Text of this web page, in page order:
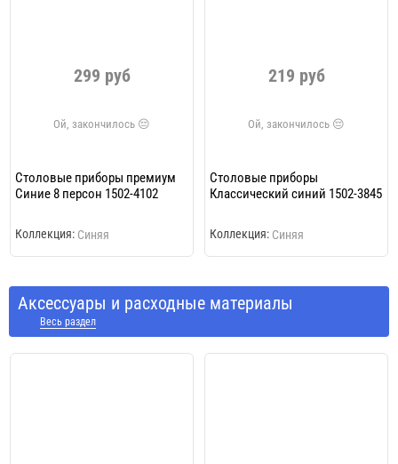
299 руб
Столовые приборы премиум
Синие 8 персон 1502-4102
Коллекция: Синяя
219 руб
Столовые приборы
Классический синий 1502-3845
Коллекция: Синяя
Аксессуары и расходные материалы
Весь раздел